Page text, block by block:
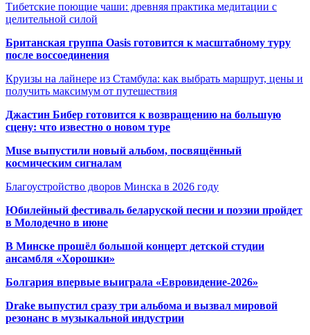
Тибетские поющие чаши: древняя практика медитации с
целительной силой
Британская группа Oasis готовится к масштабному туру
после воссоединения
Круизы на лайнере из Стамбула: как выбрать маршрут, цены и
получить максимум от путешествия
Джастин Бибер готовится к возвращению на большую
сцену: что известно о новом туре
Muse выпустили новый альбом, посвящённый
космическим сигналам
Благоустройство дворов Минска в 2026 году
Юбилейный фестиваль беларуской песни и поэзии пройдет
в Молодечно в июне
В Минске прошёл большой концерт детской студии
ансамбля «Хорошки»
Болгария впервые выиграла «Евровидение-2026»
Drake выпустил сразу три альбома и вызвал мировой
резонанс в музыкальной индустрии